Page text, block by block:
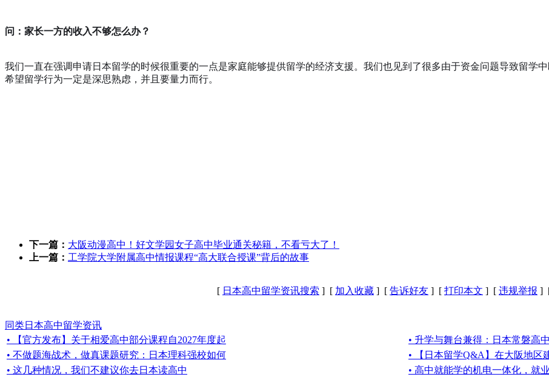
问：家长一方的收入不够怎么办？
我们一直在强调申请日本留学的时候很重要的一点是家庭能够提供留学的经济支援。我们也见到了很多由于资金问题导致留学
希望留学行为一定是深思熟虑，并且要量力而行。
下一篇： 大阪动漫高中！好文学园女子高中毕业通关秘籍，不看亏大了！
上一篇： 工学院大学附属高中情报课程“高大联合授课”背后的故事
[ 日本高中留学资讯搜索 ] [ 加入收藏 ] [ 告诉好友 ] [ 打印本文 ] [ 违规举报 ]
同类日本高中留学资讯
• 【官方发布】关于相爱高中部分课程自2027年度起
• 升学与舞台兼得：日本常磐高
• 不做题海战术，做真课题研究：日本理科强校如何
• 【日本留学Q&A】在大阪地区
• 这几种情况，我们不建议你去日本读高中
• 高中就能学的机电一体化，就